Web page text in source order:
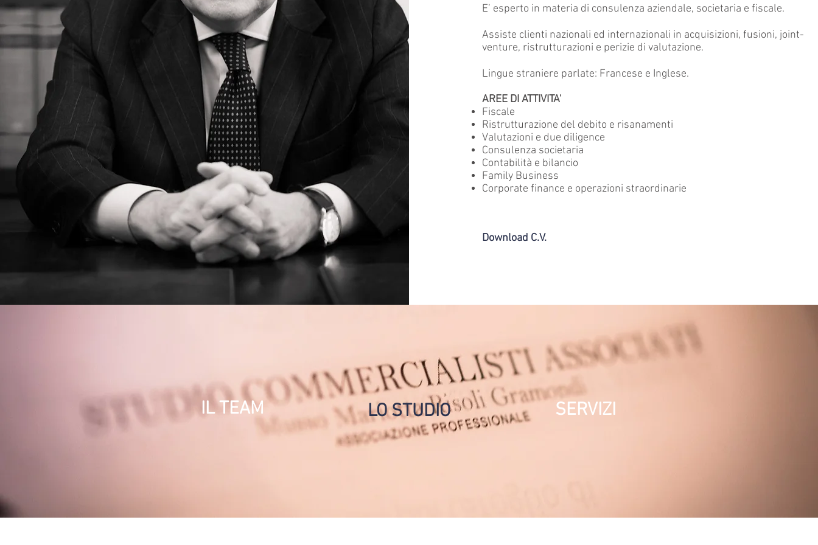
E’ esperto in materia di consulenza aziendale, societaria e fiscale.
Assiste clienti nazionali ed internazionali in acquisizioni, fusioni, joint-
venture, ristrutturazioni e perizie di valutazione.
Lingue straniere parlate: Francese e Inglese.
AREE DI ATTIVITA'
Fiscale
Ristrutturazione del debito e risanamenti
Valutazioni e due diligence
Consulenza societaria
Contabilità e bilancio
Family Business
Corporate finance e operazioni straordinarie
Download C.V.
IL TEAM LO STUDIO SERVIZI